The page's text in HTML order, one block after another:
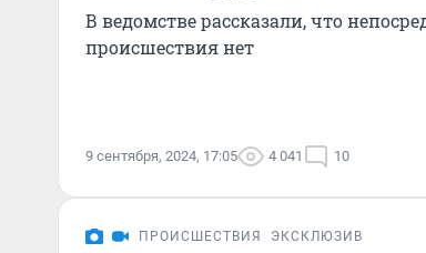
В ведомстве рассказали, что
происшествия нет
9 сентября, 2024, 17:05 4 041 10
ПРОИСШЕСТВИЯ ЭКСКЛЮЗИВ